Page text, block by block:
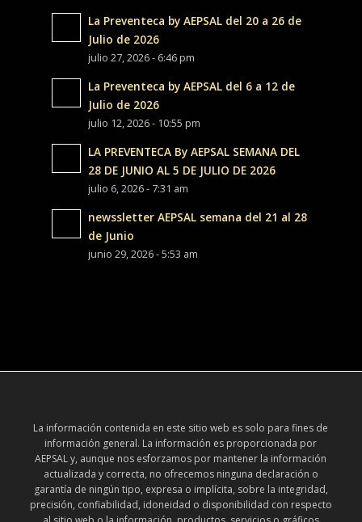
La Preventeca by AEPSAL del 20 a 26 de
Julio de 2026
julio 27, 2026 - 6:46 pm
La Preventeca by AEPSAL del 6 a 12 de
Julio de 2026
julio 12, 2026 - 10:55 pm
LA PREVENTECA By AEPSAL SEMANA DEL
28 DE JUNIO AL 5 DE JULIO DE 2026
julio 6, 2026 - 7:31 am
newssletter AEPSAL semana del 21 al 28
de Junio
junio 29, 2026 - 5:53 am
La información contenida en este sitio web es solo para fines de
información general. La información es proporcionada por
AEPSAL y, aunque nos esforzamos por mantener la información
actualizada y correcta, no ofrecemos ninguna declaración o
garantía de ningún tipo, expresa o implícita, sobre la integridad,
precisión, confiabilidad, idoneidad o disponibilidad con respecto